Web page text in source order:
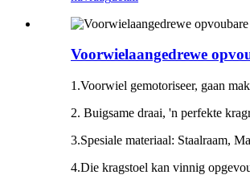
Voorwielaangedrewe
1.Voorwiel gemotoriseer, gaan
2. Buigsame draai, 'n perfekte
3.Spesiale materiaal: Staalraam,
4.Die kragstoel kan vinnig